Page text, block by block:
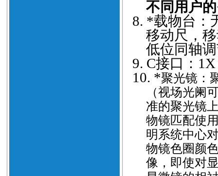
不同用户
8. *载物台：
移动尺，
低位同轴
9. C接口：
10. *聚光镜：
（视场光阑
准的聚光镜
物镜匹配使
明系统中心
物镜色圈颜
像，即使对